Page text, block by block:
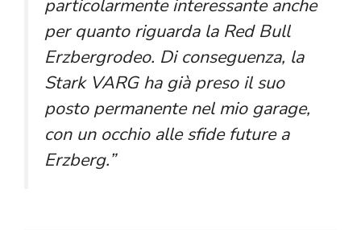
particolarmente interessante anche
per quanto riguarda la Red Bull
Erzbergrodeo. Di conseguenza, la
Stark VARG ha già preso il suo
posto permanente nel mio garage,
con un occhio alle sfide future a
Erzberg.”